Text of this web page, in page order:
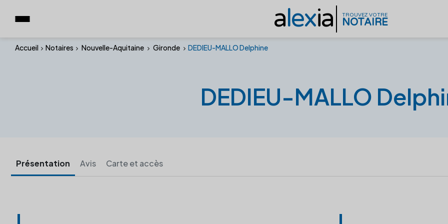
alexia TROUVEZ VOTRE
NOTAIRE
Accueil Notaires Nouvelle-Aquitaine Gironde DEDIEU-MALLO Delphine
DEDIEU-MALLO
Présentation Avis Carte et accès